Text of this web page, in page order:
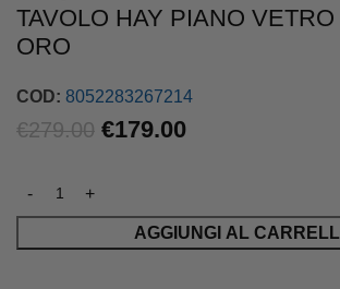
TAVOLO HAY PIANO
ORO
COD: 8052283267214
€279.00 €179.00
AGGIUNGI AL